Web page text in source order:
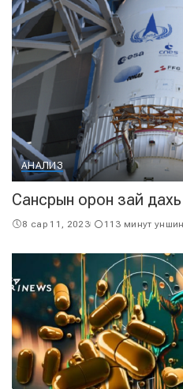
АНАЛИЗ
Сансрын орон зай дахь
8 сар 11, 2023 113 минут